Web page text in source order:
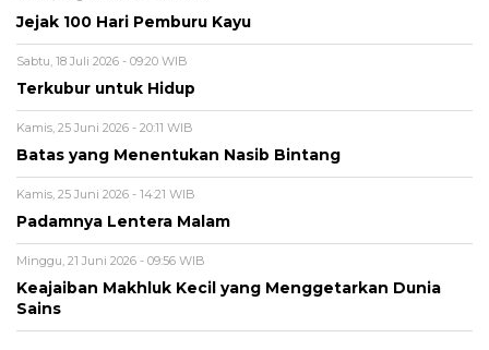
Jejak 100 Hari Pemburu Kayu
Sabtu, 18 Juli 2026 - 09:20 WIB
Terkubur untuk Hidup
Kamis, 25 Juni 2026 - 20:11 WIB
Batas yang Menentukan Nasib Bintang
Kamis, 25 Juni 2026 - 14:21 WIB
Padamnya Lentera Malam
Minggu, 21 Juni 2026 - 09:56 WIB
Keajaiban Makhluk Kecil yang Menggetarkan Dunia
Sains